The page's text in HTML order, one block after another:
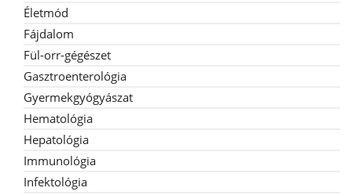
Életmód
Fájdalom
Fül-orr-gégészet
Gasztroenterológia
Gyermekgyógyászat
Hematológia
Hepatológia
Immunológia
Infektológia